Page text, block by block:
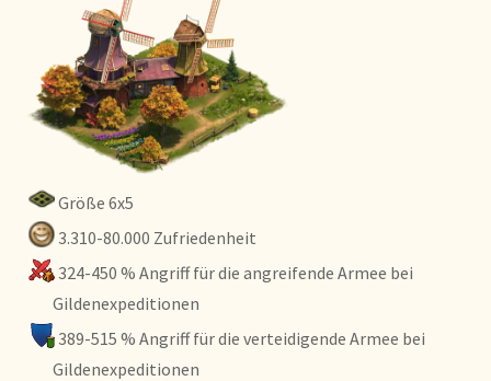
Größe 6x5
3.310-80.000 Zufriedenheit
324-450 % Angriff für die angreifende Armee bei
Gildenexpeditionen
389-515 % Angriff für die verteidigende Armee bei
Gildenexpeditionen